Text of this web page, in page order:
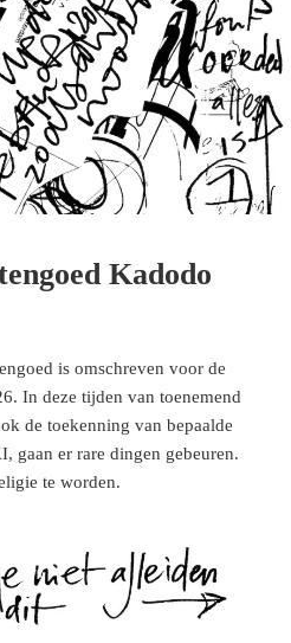
Kadodo
is omschreven voor de
In deze tijden van toenemend
de toekenning van bepaalde
gaan er rare dingen gebeuren.
te worden.